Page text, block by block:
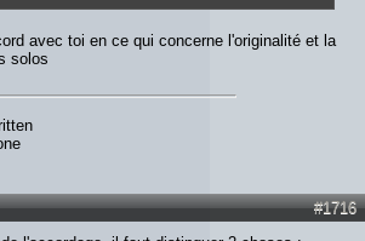
avec toi en ce qui concerne l'originalité et la
solos
#1716